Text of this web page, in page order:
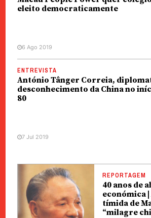
eleito democraticamente
6 Ago 2019
ENTREVISTA
António Tânger Correia,
desconhecimento da China no
80
7 Jul 2019
REPORTAGEM
40 anos de
económica
tímida de
“milagre